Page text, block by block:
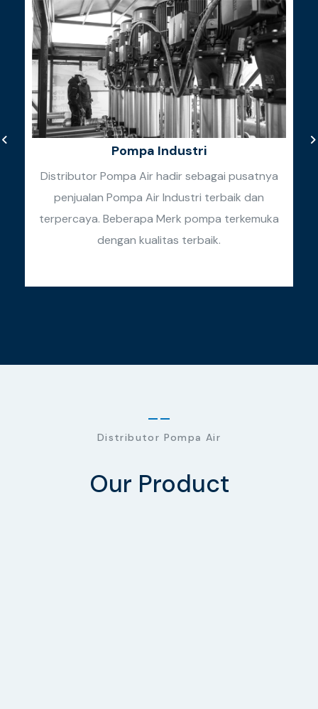
Pompa Industri
Distributor Pompa Air hadir sebagai pusatnya
penjualan Pompa Air Industri terbaik dan
terpercaya. Beberapa Merk pompa terkemuka
dengan kualitas terbaik.
Distributor Pompa Air
Our Product